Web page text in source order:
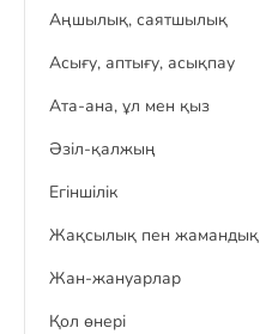
Аңшылық, саятшылық
Асығу, аптығу, асықпау
Ата-ана, ұл мен қыз
Әзіл-қалжың
Егіншілік
Жақсылық пен жамандық
Жан-жануарлар
Қол өнері